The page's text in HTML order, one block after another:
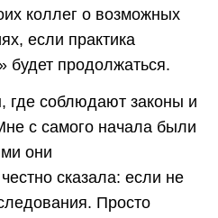
коллег о возможных
если практика
будет продолжаться.
где соблюдают законы и
с самого начала были
они
сказала: если не
Просто